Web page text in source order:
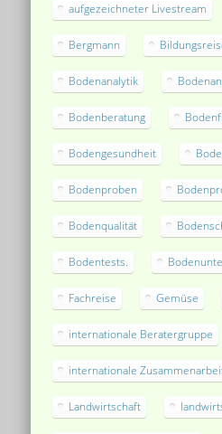
aufgezeichneter Livestream
Bergmann
Bodenanalytik
Bodenberatung
Bodengesundheit
Bodenproben
Bodenqualität
Bodentests.
Fachreise Gemüse
internationale Beratergruppe
internationale
Landwirtschaft